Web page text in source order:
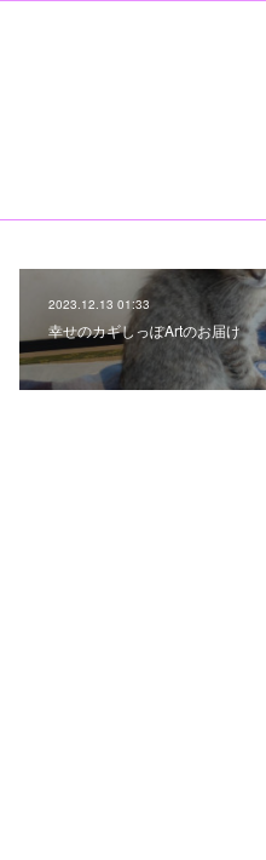
2023.12.13 01:33
幸せのカギしっぽArtのお届け